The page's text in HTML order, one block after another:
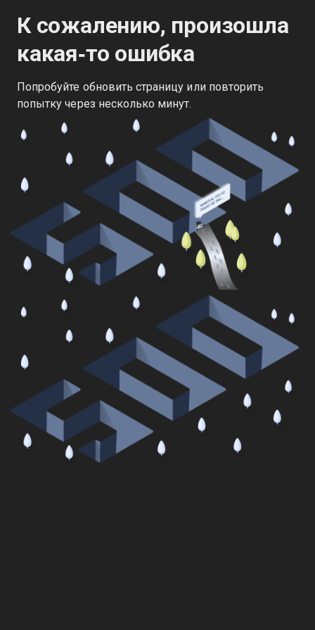
К сожалению, произошла
какая‑то ошибка
Попробуйте обновить страницу или повторить
попытку через несколько минут.